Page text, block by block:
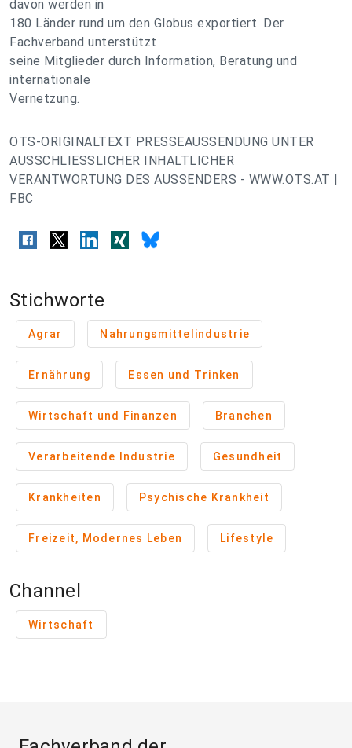
davon werden in
180 Länder rund um den Globus exportiert. Der
Fachverband unterstützt
seine Mitglieder durch Information, Beratung und
internationale
Vernetzung.
OTS-ORIGINALTEXT PRESSEAUSSENDUNG UNTER
AUSSCHLIESSLICHER INHALTLICHER
VERANTWORTUNG DES AUSSENDERS - WWW.OTS.AT |
FBC
Stichworte
Agrar Nahrungsmittelindustrie
Ernährung Essen und Trinken
Wirtschaft und Finanzen Branchen
Verarbeitende Industrie Gesundheit
Krankheiten Psychische Krankheit
Freizeit, Modernes Leben Lifestyle
Channel
Wirtschaft